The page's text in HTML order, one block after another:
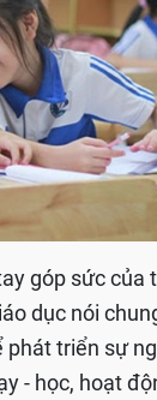
góp sức của
dục nói
phát triển sự
- học, hoạt